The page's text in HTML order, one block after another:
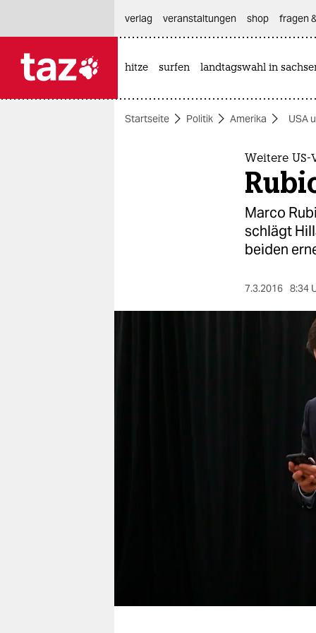
themen
genossenschaft
verlag
veranstaltungen shop fragen
hitze surfen landtagswahl in
Startseite Politik Amerika USA
Weitere
Marco
schlägt
beiden
7.3.2016 8:34